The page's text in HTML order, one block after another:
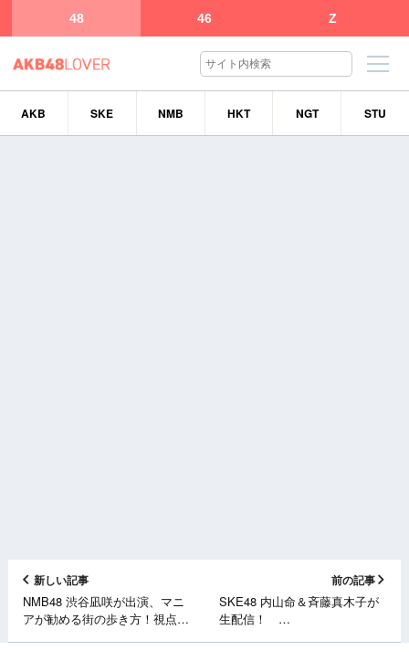
48 46 Z
AKB SKE NMB HKT NGT STU
新しい記事
NMB48 渋谷凪咲が出演、マニ
アが勧める街の歩き方！視点が
前の記事
SKE48 内山命＆斉藤真木子が
生配信！